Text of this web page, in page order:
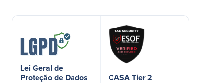
Lei Geral de
Proteção de Dados
CASA Tier 2